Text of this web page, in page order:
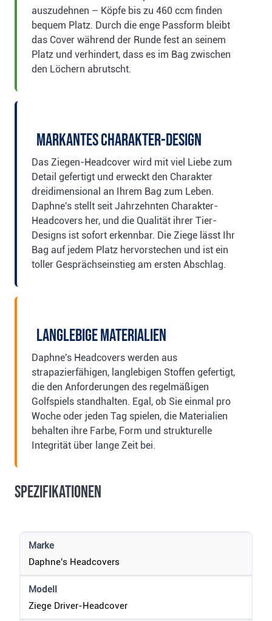
auszudehnen – Köpfe bis zu 460 ccm finden
bequem Platz. Durch die enge Passform bleibt
das Cover während der Runde fest an seinem
Platz und verhindert, dass es im Bag zwischen
den Löchern abrutscht.
Markantes Charakter-Design
Das Ziegen-Headcover wird mit viel Liebe zum
Detail gefertigt und erweckt den Charakter
dreidimensional an Ihrem Bag zum Leben.
Daphne's stellt seit Jahrzehnten Charakter-
Headcovers her, und die Qualität ihrer Tier-
Designs ist sofort erkennbar. Die Ziege lässt Ihr
Bag auf jedem Platz hervorstechen und ist ein
toller Gesprächseinstieg am ersten Abschlag.
Langlebige Materialien
Daphne's Headcovers werden aus
strapazierfähigen, langlebigen Stoffen gefertigt,
die den Anforderungen des regelmäßigen
Golfspiels standhalten. Egal, ob Sie einmal pro
Woche oder jeden Tag spielen, die Materialien
behalten ihre Farbe, Form und strukturelle
Integrität über lange Zeit bei.
Spezifikationen
Marke
Daphne's Headcovers
Modell
Ziege Driver-Headcover